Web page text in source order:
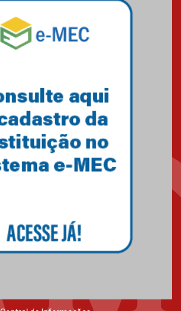
Mackenzie mobiliza campanha
solidária para apoiar famílias em
Minas Gerais
Primeiro culto do ano ressalta o
27.02.2026